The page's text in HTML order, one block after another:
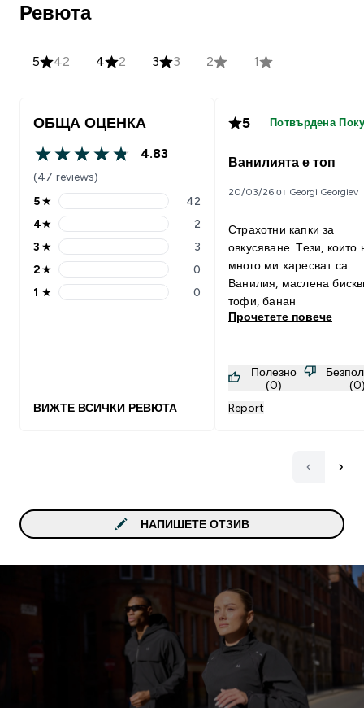
Ревюта
5 42 4 2 3 3 2 1
ОБЩА ОЦЕНКА
4.83 out of 5 stars
4.83
(47 reviews)
5 stars rating 42 reviews
5★ 42
4 stars rating 2 reviews
4★ 2
3 stars rating 3 reviews
3 ★ 3
2 stars rating 0 reviews
2★ 0
1 stars rating 0 reviews
1 ★ 0
ВИЖТЕ ВСИЧКИ РЕВЮТА
5 Потвърдена
Ванилията е топ
20/03/26 от Georgi Georgiev
Страхотни капки за
овкусяване. Тези, които
много ми харесват са
Ванилия, маслена
тофи, банан
Прочетете повече
Полезно
(0)
Report
НАПИШЕТЕ ОТЗИВ